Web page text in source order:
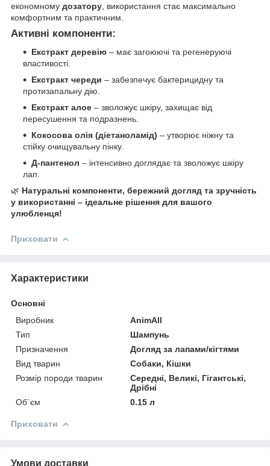
економному дозатору , використання стає максимально
комфортним та практичним.
Активні компоненти:
Екстракт деревію – має загоюючі та регенеруючі
властивості.
Екстракт череди – забезпечує бактерицидну та
протизапальну дію.
Екстракт алое – зволожує шкіру, захищає від
пересушення та подразнень.
Кокосова олія (діетаноламід) – утворює ніжну та
стійку очищувальну пінку.
Д-пантенол – інтенсивно доглядає та зволожує шкіру
лап.
🌿 Натуральні компоненти, бережний догляд та зручність
у використанні – ідеальне рішення для вашого
улюбленця!
Приховати
Характеристики
Основні
Виробник
AnimAll
Тип
Шампунь
Призначення
Догляд за лапами/кігтями
Вид тварин
Собаки, Кішки
Розмір породи тварин
Середні, Великі, Гігантські,
Дрібні
Об`єм
0.15 л
Приховати
Умови доставки